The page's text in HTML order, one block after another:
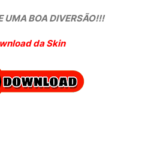
UMA BOA DIVERSÃO!!!
da Skin